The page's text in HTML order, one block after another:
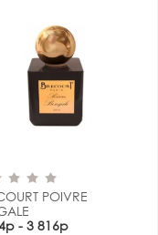
POIVRE
- 3 816р